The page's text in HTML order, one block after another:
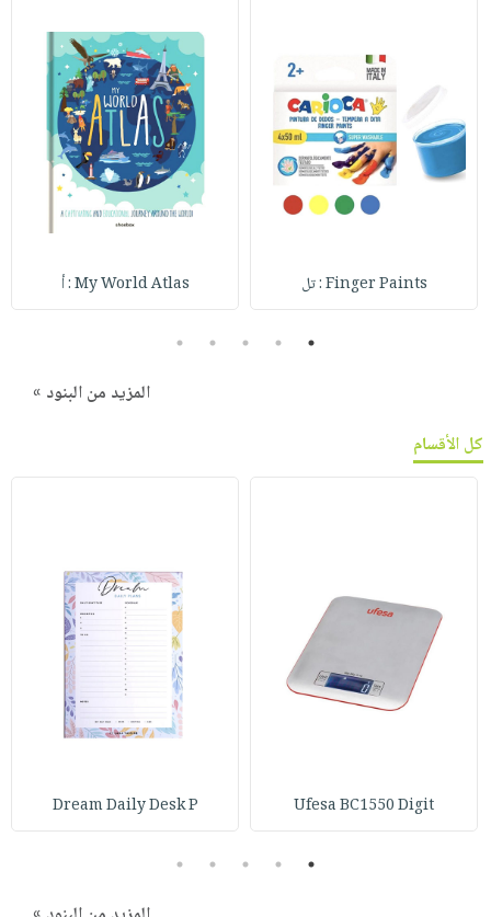
Finger Paints : تل My World Atlas : أ
1
2
3
4
5
المزيد من البنود »
كل الأقسام
Ufesa BC1550 Digit
Dream Daily Desk P
1
2
3
4
5